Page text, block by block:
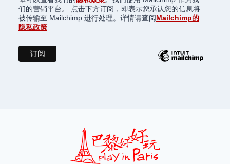
们的营销平台。 点击下方订阅，即表示您承认您的信息将
被传输至 Mailchimp 进行处理。详情请查阅Mailchimp的
隐私政策